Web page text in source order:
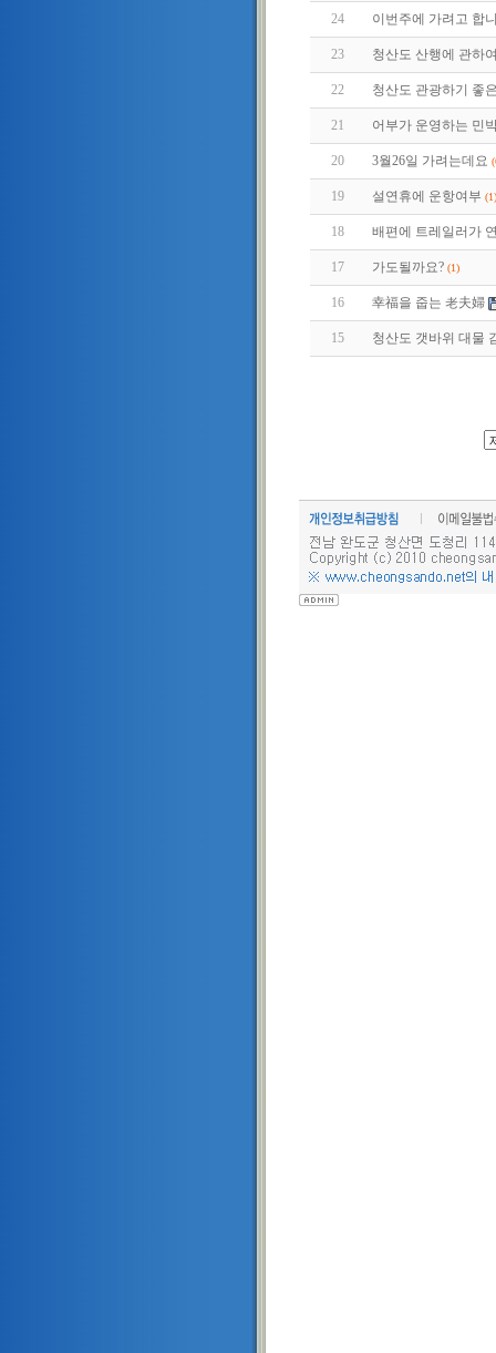
24 이번주에 가려고 합
23 청산도 산행에 관하
22 청산도 관광하기 좋
21 어부가 운영하는 민
20 3월26일 가려는데요
19 설연휴에 운항여부 (1)
18 배편에 트레일러가
17 가도될까요? (1)
16 幸福을 줍는 老夫婦
15 청산도 갯바위 대물